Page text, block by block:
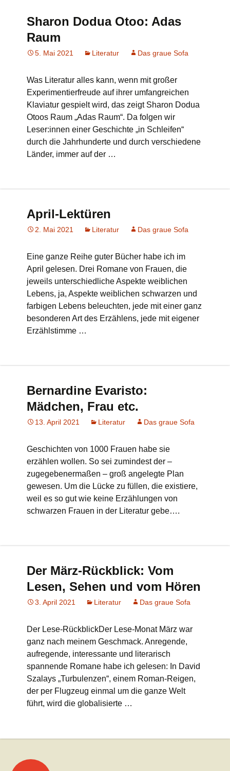
Sharon Dodua Otoo: Adas
Raum
5. Mai 2021 Literatur Das graue Sofa
Was Literatur alles kann, wenn mit großer
Experimentierfreude auf ihrer umfangreichen
Klaviatur gespielt wird, das zeigt Sharon Dodua
Otoos Raum „Adas Raum“. Da folgen wir
Leser:innen einer Geschichte „in Schleifen“
durch die Jahrhunderte und durch verschiedene
Länder, immer auf der …
April-Lektüren
2. Mai 2021 Literatur Das graue Sofa
Eine ganze Reihe guter Bücher habe ich im
April gelesen. Drei Romane von Frauen, die
jeweils unterschiedliche Aspekte weiblichen
Lebens, ja, Aspekte weiblichen schwarzen und
farbigen Lebens beleuchten, jede mit einer ganz
besonderen Art des Erzählens, jede mit eigener
Erzählstimme …
Bernardine Evaristo:
Mädchen, Frau etc.
13. April 2021 Literatur Das graue Sofa
Geschichten von 1000 Frauen habe sie
erzählen wollen. So sei zumindest der –
zugegebenermaßen – groß angelegte Plan
gewesen. Um die Lücke zu füllen, die existiere,
weil es so gut wie keine Erzählungen von
schwarzen Frauen in der Literatur gebe….
Der März-Rückblick: Vom
Lesen, Sehen und vom Hören
3. April 2021 Literatur Das graue Sofa
Der Lese-RückblickDer Lese-Monat März war
ganz nach meinem Geschmack. Anregende,
aufregende, interessante und literarisch
spannende Romane habe ich gelesen: In David
Szalays „Turbulenzen“, einem Roman-Reigen,
der per Flugzeug einmal um die ganze Welt
führt, wird die globalisierte …
Beitrags-